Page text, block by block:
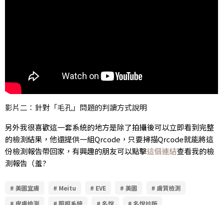
影片二：針對「毛孔」問題的判讀方式說明
另外我很喜歡這一套系統的地方是除了拍攝後可以立即看到完整
的檢測結果，他還提供一組Qrcode，只要掃描Qrcode就能將這
份檢測報告帶回家，有興趣的朋友可以點擊這個連結查看我的檢
測報告（羞?
# 美圖宜膚 # Meitu # EVE # 美圖
# 膚質檢測